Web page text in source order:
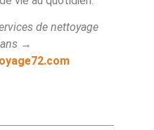
de nettoyage
→